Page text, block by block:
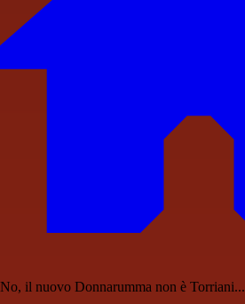
No, il nuovo Donnarumma non è Torriani...